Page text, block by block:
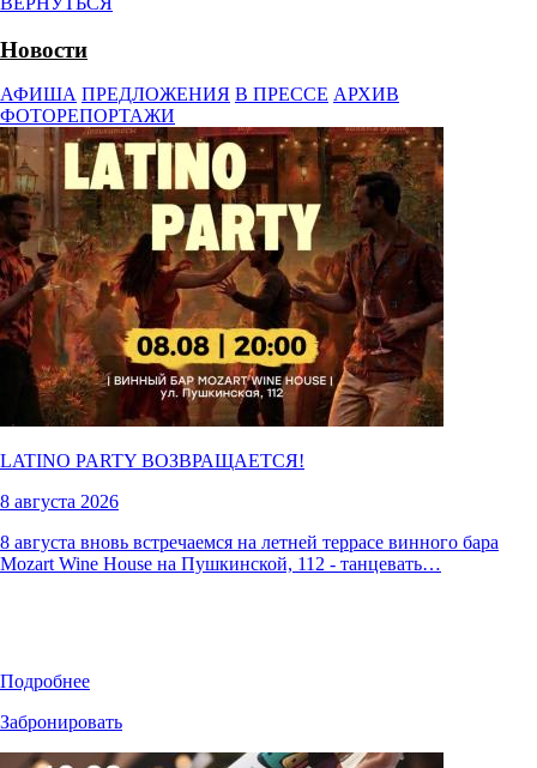
Новости
АФИША ПРЕДЛОЖЕНИЯ В ПРЕССЕ АРХИВ
ФОТОРЕПОРТАЖИ
LATINO PARTY ВОЗВРАЩАЕТСЯ!
8 августа 2026
8 августа вновь встречаемся на летней террасе винного бара
Mozart Wine House на Пушкинской, 112 - танцевать…
Подробнее
Забронировать